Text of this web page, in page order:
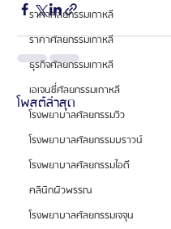
ราคาศัลยกรรมเกาหลี
ราคาศัลยกรรมเกาหลี
ธุรกิจศัลยกรรมเกาหลี
เอเจนซี่ศัลยกรรมเกาหลี
โรงพยาบาลศัลยกรรมวิว
โรงพยาบาลศัลยกรรมบราวน์
โรงพยาบาลศัลยกรรมไอดี
คลินิกผิวพรรณ
โรงพยาบาลศัลยกรรมเจจุน
โพสต์ล่าสุด